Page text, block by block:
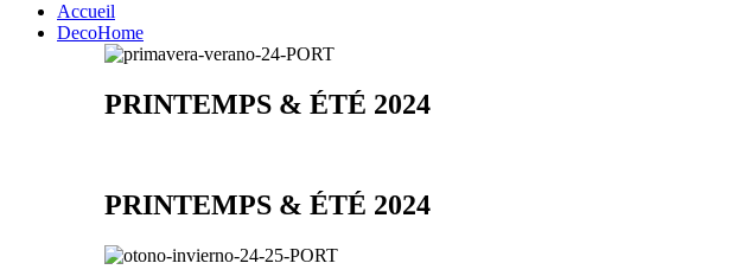
Accueil
DecoHome
PRINTEMPS & ÉTÉ 2024
PRINTEMPS & ÉTÉ 2024